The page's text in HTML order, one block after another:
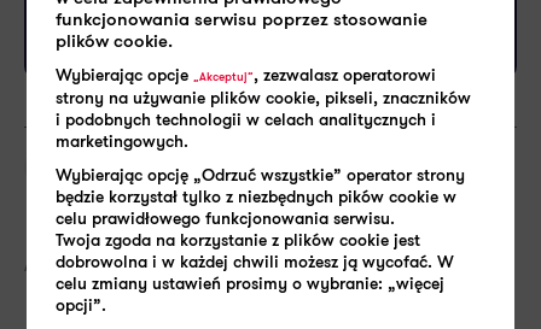
Czytaj więcej ->
Pracownik SHARE:
AUTORZY
funkcjonowania serwisu poprzez stosowanie
plików cookie.
Wybierając opcje„Akceptuj”, zezwalasz operatorowi
strony na używanie plików cookie, pikseli, znaczników
i podobnych technologii w celach analitycznych i
marketingowych.
Wybierając opcję „Odrzuć wszystkie” operator strony
będzie korzystał tylko z niezbędnych pików cookie w
celu prawidłowego funkcjonowania serwisu.
Twoja zgoda na korzystanie z plików cookie jest
dobrowolna i w każdej chwili możesz ją wycofać. W
celu zmiany ustawień prosimy o wybranie: „więcej
opcji”.